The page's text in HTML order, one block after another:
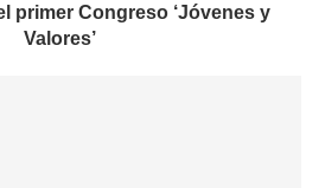
primer Congreso ‘Jóvenes y
Valores’